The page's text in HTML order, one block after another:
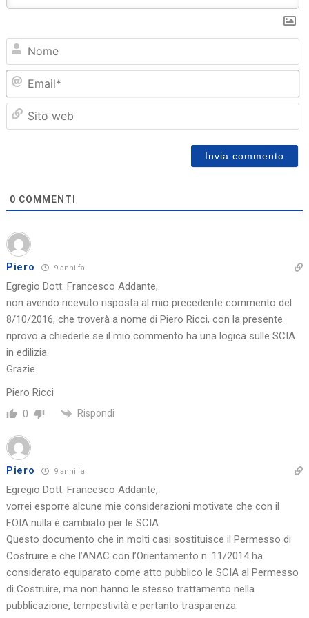
0 COMMENTI
Piero 9 anni fa
Egregio Dott. Francesco Addante,
non avendo ricevuto risposta al mio precedente commento del
8/10/2016, che troverà a nome di Piero Ricci, con la presente
riprovo a chiederle se il mio commento ha una logica sulle SCIA
in edilizia.
Grazie.
Piero Ricci
0 Rispondi
Piero 9 anni fa
Egregio Dott. Francesco Addante,
vorrei esporre alcune mie considerazioni motivate che con il
FOIA nulla è cambiato per le SCIA.
Questo documento che in molti casi sostituisce il Permesso di
Costruire e che l’ANAC con l’Orientamento n. 11/2014 ha
considerato equiparato come atto pubblico le SCIA al Permesso
di Costruire, ma non hanno le stesso trattamento nella
pubblicazione, tempestività e pertanto trasparenza.